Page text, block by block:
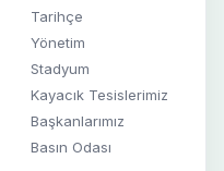
Tarihçe
Yönetim
Stadyum
Kayacık Tesislerimiz
Başkanlarımız
Basın Odası